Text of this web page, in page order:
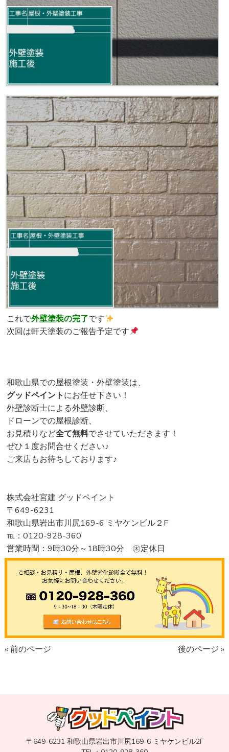
これで外壁塗装の完了です
次回は軒天塗装のご報告予定です
和歌山県での屋根塗装・外壁塗装は、
グッドペイントにお任せ下さい！
外壁診断士による外壁診断、
ドローンでの屋根診断、
お見積りなど全て無料でさせていただきます！
ぜひ１度お問合せください♪
ご来店もお待ちしております♪
株式会社宮建 グッドペイント
〒649-6231
和歌山県岩出市川尻169-6 ミヤケンビル２F
℡：0120-928-360
営業時間：9時30分～18時30分 ㊍定休日
« 前のページ 後のページ »
〒649-6231 和歌山県岩出市川尻169-6 ミヤケンビル2F